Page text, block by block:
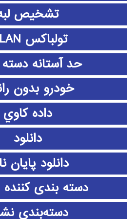
تشخیص
تولباکس WLAN
حد آستانه
خودرو بدون
داده كاوي
دانلود
دانلود پايان
دسته بندی
دسته‌بندی